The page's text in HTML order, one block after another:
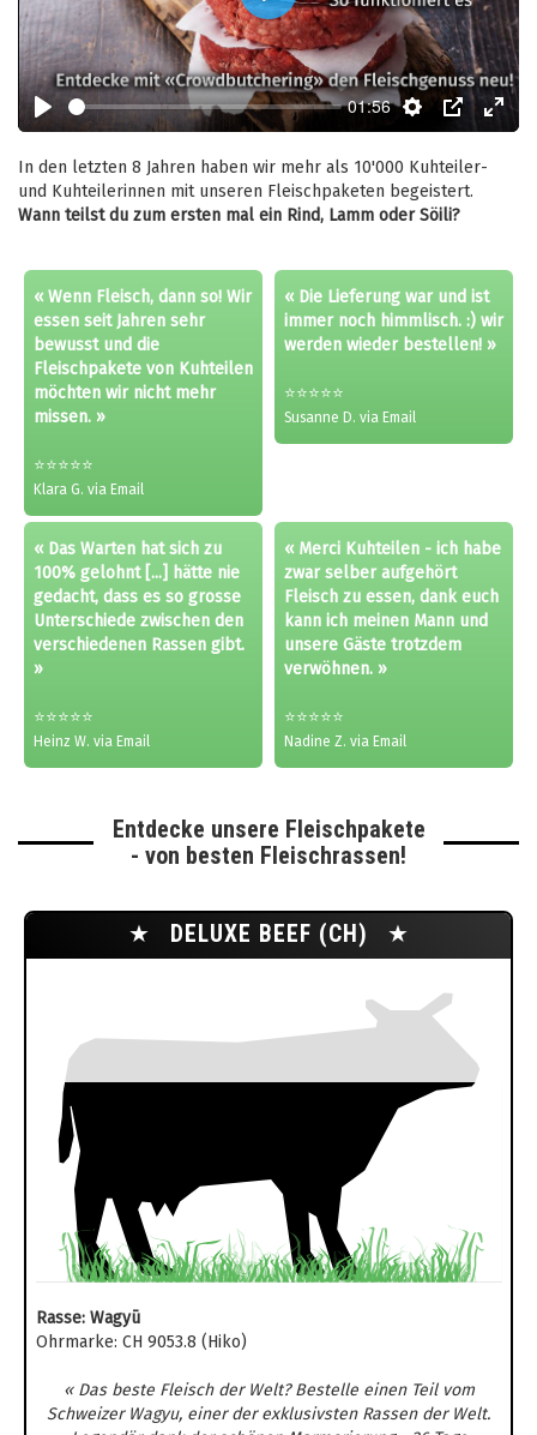
Play
01:56
Settings
PIP Enter
Play
In den letzten 8 Jahren haben wir mehr als 10'000 Kuhteiler-
und Kuhteilerinnen mit unseren Fleischpaketen begeistert.
Wann teilst du zum ersten mal ein Rind, Lamm oder Söili?
« Wenn Fleisch, dann so! Wir
essen seit Jahren sehr
bewusst und die
Fleischpakete von Kuhteilen
möchten wir nicht mehr
missen. »
⭐⭐⭐⭐⭐
Klara G. via Email
« Die Lieferung war und ist
immer noch himmlisch. :) wir
werden wieder bestellen! »
⭐⭐⭐⭐⭐
Susanne D. via Email
« Das Warten hat sich zu
100% gelohnt [...] hätte nie
gedacht, dass es so grosse
Unterschiede zwischen den
verschiedenen Rassen gibt.
»
⭐⭐⭐⭐⭐
Heinz W. via Email
« Merci Kuhteilen - ich habe
zwar selber aufgehört
Fleisch zu essen, dank euch
kann ich meinen Mann und
unsere Gäste trotzdem
verwöhnen. »
⭐⭐⭐⭐⭐
Nadine Z. via Email
Entdecke unsere Fleischpakete
- von besten Fleischrassen!
★ DELUXE BEEF (CH) ★
Rasse: Wagyū
Ohrmarke: CH 9053.8 (Hiko)
« Das beste Fleisch der Welt? Bestelle einen Teil vom
Schweizer Wagyu, einer der exklusivsten Rassen der Welt.